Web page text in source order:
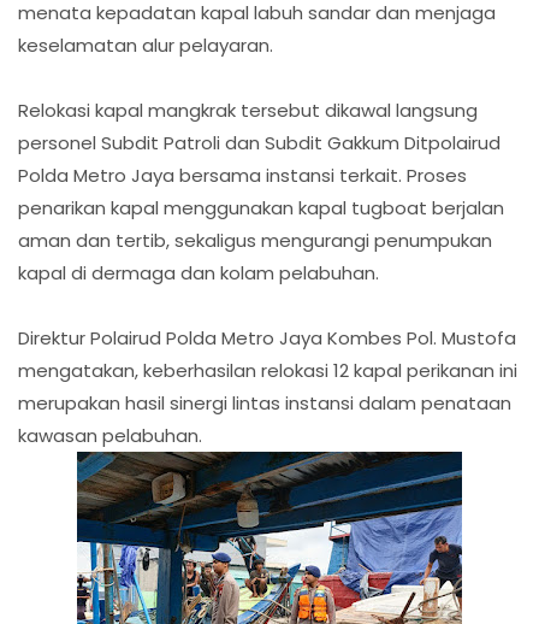
menata kepadatan kapal labuh sandar dan menjaga
keselamatan alur pelayaran.
Relokasi kapal mangkrak tersebut dikawal langsung
personel Subdit Patroli dan Subdit Gakkum Ditpolairud
Polda Metro Jaya bersama instansi terkait. Proses
penarikan kapal menggunakan kapal tugboat berjalan
aman dan tertib, sekaligus mengurangi penumpukan
kapal di dermaga dan kolam pelabuhan.
Direktur Polairud Polda Metro Jaya Kombes Pol. Mustofa
mengatakan, keberhasilan relokasi 12 kapal perikanan ini
merupakan hasil sinergi lintas instansi dalam penataan
kawasan pelabuhan.